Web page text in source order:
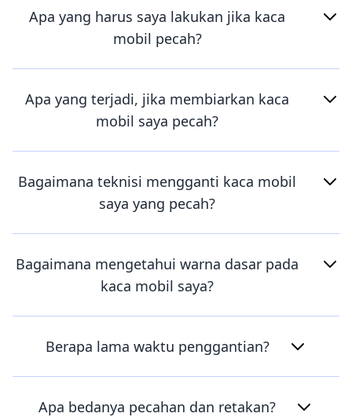
Apa yang harus saya lakukan jika kaca
mobil pecah?
Apa yang terjadi, jika membiarkan kaca
mobil saya pecah?
Bagaimana teknisi mengganti kaca mobil
saya yang pecah?
Bagaimana mengetahui warna dasar pada
kaca mobil saya?
Berapa lama waktu penggantian?
Apa bedanya pecahan dan retakan?